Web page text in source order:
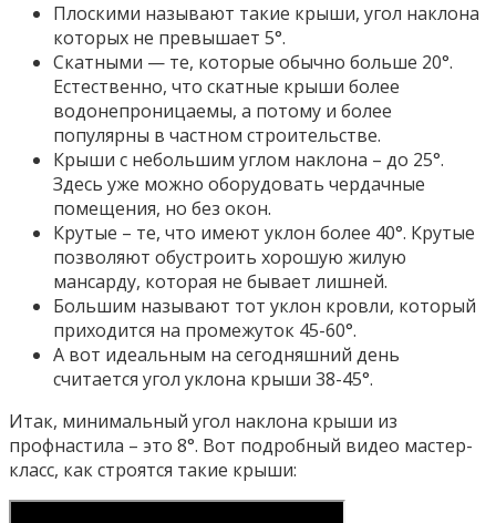
Плоскими называют такие крыши, угол наклона
которых не превышает 5°.
Скатными — те, которые обычно больше 20°.
Естественно, что скатные крыши более
водонепроницаемы, а потому и более
популярны в частном строительстве.
Крыши с небольшим углом наклона – до 25°.
Здесь уже можно оборудовать чердачные
помещения, но без окон.
Крутые – те, что имеют уклон более 40°. Крутые
позволяют обустроить хорошую жилую
мансарду, которая не бывает лишней.
Большим называют тот уклон кровли, который
приходится на промежуток 45-60°.
А вот идеальным на сегодняшний день
считается угол уклона крыши 38-45°.
Итак, минимальный угол наклона крыши из
профнастила – это 8°. Вот подробный видео мастер-
класс, как строятся такие крыши: